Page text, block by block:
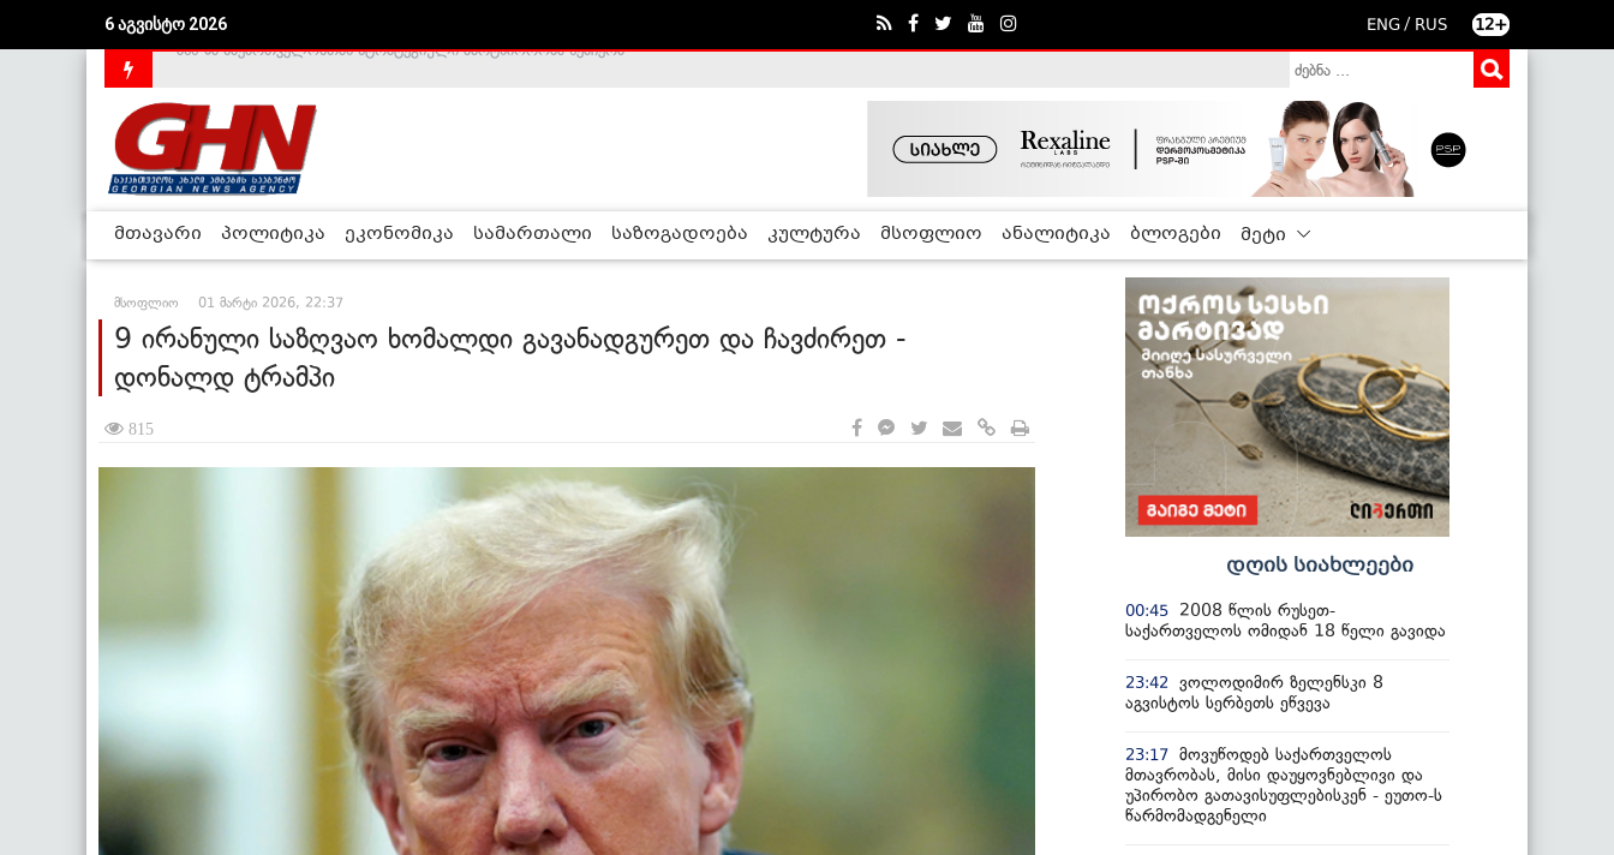
6 აგვისტო 2026 ENG / RUS 12+
მთავარი პოლიტიკა ეკონომიკა სამართალი საზოგადოება კულტურა მსოფლიო ანალიტიკა ბლოგები მეტი
მსოფლიო 01 მარტი 2026, 22:37
9 ირანული საზღვაო ხომალდი გავანადგურეთ და ჩავძირეთ -
დონალდ ტრამპი
815
დღის სიახლეები
00:45
2008 წლის რუსეთ-
საქართველოს ომიდან 18 წელი გავიდა
23:42
ვოლოდიმირ ზელენსკი 8
აგვისტოს სერბეთს ეწვევა
23:17 მოვუწოდებ საქართველოს
მთავრობას, მისი დაუყოვნებლივი და
უპირობო გათავისუფლებისკენ - ეუთო-ს
წარმომადგენელი